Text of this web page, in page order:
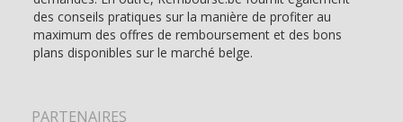
des conseils pratiques sur la manière de profiter au
maximum des offres de remboursement et des bons
plans disponibles sur le marché belge.
PARTENAIRES